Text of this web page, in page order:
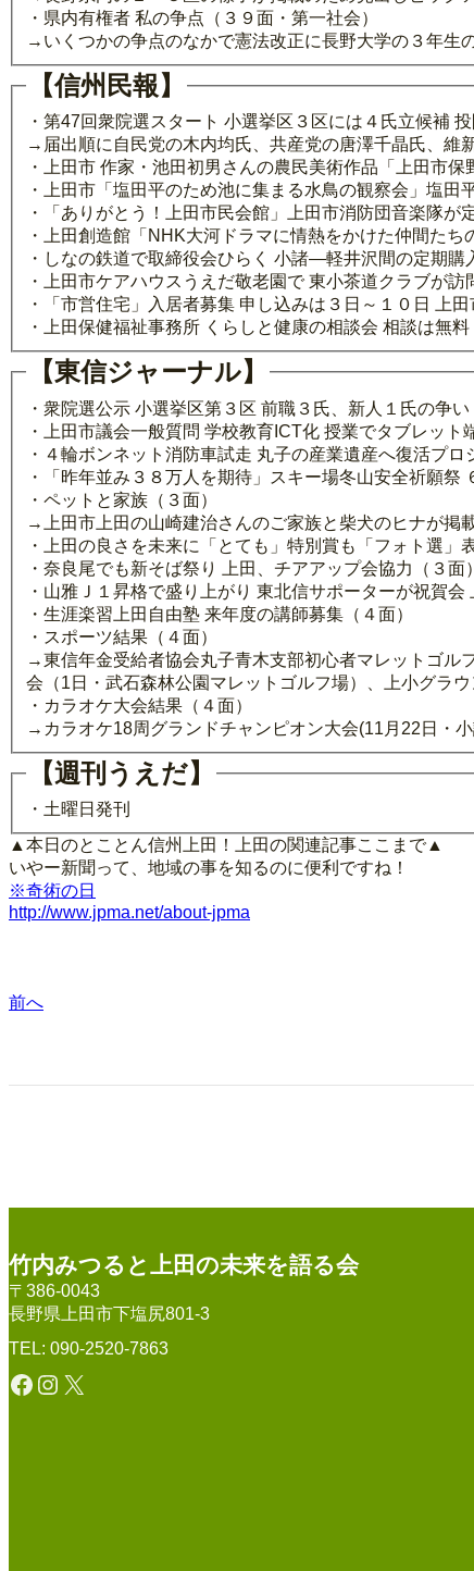
・県内有権者 私の争点（３９面・第一社会）
→いくつかの争点のなかで憲法改正に長野大学の３年生
【信州民報】
・第47回衆院選スタート 小選挙区３区には４氏立候補
→届出順に自民党の木内均氏、共産党の唐澤千晶氏、維
・上田市 作家・池田初男さんの農民美術作品「上田市
・上田市「塩田平のため池に集まる水鳥の観察会」塩田
・「ありがとう！上田市民会館」上田市消防団音楽隊が
・上田創造館「NHK大河ドラマに情熱をかけた仲間た
・しなの鉄道で取締役会ひらく 小諸―軽井沢間の定期購
・上田市ケアハウスうえだ敬老園で 東小茶道クラブが訪
・「市営住宅」入居者募集 申し込みは３日～１０日 上田
・上田保健福祉事務所 くらしと健康の相談会 相談は無料
【東信ジャーナル】
・衆院選公示 小選挙区第３区 前職３氏、新人１氏の争い
・上田市議会一般質問 学校教育ICT化 授業でタブレット
・４輪ボンネット消防車試走 丸子の産業遺産へ復活プロ
・「昨年並み３８万人を期待」スキー場冬山安全祈願祭
・ペットと家族（３面）
→上田市上田の山崎建治さんのご家族と柴犬のヒナが掲
・上田の良さを未来に「とても」特別賞も「フォト選」
・奈良尾でも新そば祭り 上田、チアアップ会協力（３面）
・山雅Ｊ１昇格で盛り上がり 東北信サポーターが祝賀会
・生涯楽習上田自由塾 来年度の講師募集（４面）
・スポーツ結果（４面）
→東信年金受給者協会丸子青木支部初心者マレットゴル
会（1日・武石森林公園マレットゴルフ場）、上小グラ
・カラオケ大会結果（４面）
→カラオケ18周グランドチャンピオン大会(11月22日・
【週刊うえだ】
・土曜日発刊
▲本日のとことん信州上田！上田の関連記事ここまで▲
いやー新聞って、地域の事を知るのに便利ですね！
※奇術の日
http://www.jpma.net/about-jpma
前へ
竹内みつると上田の未来を語る会
〒386-0043
長野県上田市下塩尻801-3
TEL: 090-2520-7863
Facebook Instagram X